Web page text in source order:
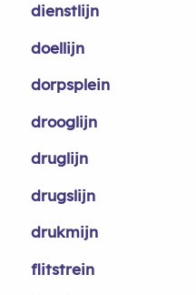
dienstlijn
doellijn
dorpsplein
drooglijn
druglijn
drugslijn
drukmijn
flitstrein